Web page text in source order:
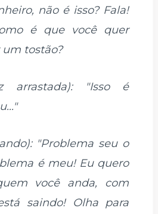
não é isso? Fala!
é que você quer
tostão?
arrastada): "Isso é
"Problema seu o
é meu! Eu quero
você anda, com
saindo! Olha para